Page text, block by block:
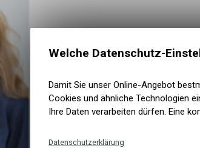
Welche Datenschutz-
Damit Sie unser Online-Angebot
Cookies und ähnliche Technologien
Ihre Daten verarbeiten dürfen. Eine
Datenschutzerklärung